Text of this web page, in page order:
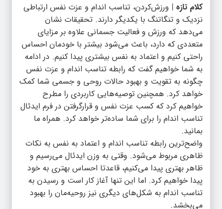
کلام تازه | ورزش‌کردن، تناسب اندام و عزت نفس ارتباطی
نزدیک و تنگاتنگ با یکدیگر دارند. تحقیقات نشان
می‌دهد که ورزش و فعالیت جسمانی علاوه بر مزایای
متعددی که دارد، باعث می‌شود بیشتر با خودمان احساس
راحتی کنیم و اعتماد به نفس بیشتری پیدا کنیم. در ادامه
به شما خواهیم گفت که رابطه تناسب اندام و عزت نفس
چگونه به تقویت و بهبود حالات روحی و جسمی شما کمک
خواهد کرد. همچنین توصیه‌هایی کاربردی را مطرح
خواهیم کرد که کسب عزت نفس و قرارگرفتن در فرم ایدئال
تناسب اندام را برای شما ساده‌تر خواهد کرد. همراه ما
بمانید.
واضح‌ترین رابطه تناسب اندام و اعتماد به نفس به نکات
ظاهری مربوط می‌شود. وقتی به وزن ایدئال می‌رسیم و
ظاهر بهتری پیدا می‌کنیم، قاعدتا احساس بهتری به خود
پیدا خواهیم کرد. اما این تنها آغاز کار است و رسیدن به
تناسب اندام به شکل‌های دیگری نیز روحیه‌مان را بهبود
می‌بخشد.